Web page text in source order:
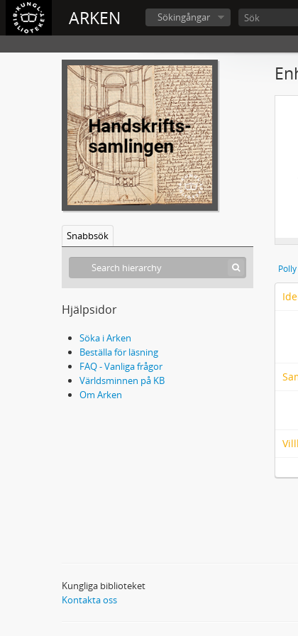
ARKEN Sökingångar
Snabbsök
Hjälpsidor
Söka i Arken
Beställa för läsning
FAQ - Vanliga frågor
Världsminnen på KB
Om Arken
Kungliga biblioteket
Kontakta oss